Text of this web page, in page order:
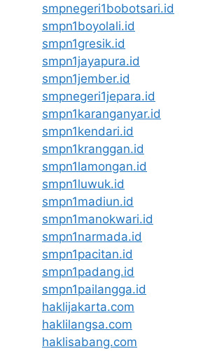
smpnegeri1bobotsari.id
smpn1boyolali.id
smpn1gresik.id
smpn1jayapura.id
smpn1jember.id
smpnegeri1jepara.id
smpn1karanganyar.id
smpn1kendari.id
smpn1kranggan.id
smpn1lamongan.id
smpn1luwuk.id
smpn1madiun.id
smpn1manokwari.id
smpn1narmada.id
smpn1pacitan.id
smpn1padang.id
smpn1pailangga.id
haklijakarta.com
haklilangsa.com
haklisabang.com